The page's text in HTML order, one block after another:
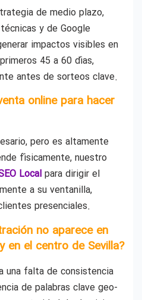
de medio plazo,
y de Google
impactos visibles en
45 a 60 días,
antes de sorteos clave.
online para hacer
pero es altamente
físicamente, nuestro
Local para dirigir el
a su ventanilla,
presenciales.
no aparece en
en el centro de Sevilla?
una falta de consistencia
de palabras clave geo-